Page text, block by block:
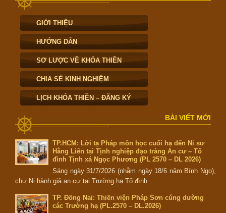
GIỚI THIỆU
HƯỚNG DẪN
SƠ LƯỢC VỀ KHÓA THIỀN
CHIA SẺ KINH NGHIỆM
LỊCH KHÓA THIỀN – ĐĂNG KÝ
BÀI VIẾT MỚI
TP.HCM: Lời tạ Pháp môn học cuối hạ đến Ni sư
Hằng Liên tại Tịnh nghiệp đạo tràng An cư – Tổ
đình Tịnh xá Ngọc Phương (PL 2570 – DL 2026)
Sáng ngày 31/7/2026 (nhằm ngày 18/6 năm Bính Ngọ),
chư Ni hành giả an cư tại Trường hạ Tổ đình
TP. Đồng Nai: Thiền viện Pháp Sơn cúng dường
các Trường hạ (PL.2570 – DL.2026)